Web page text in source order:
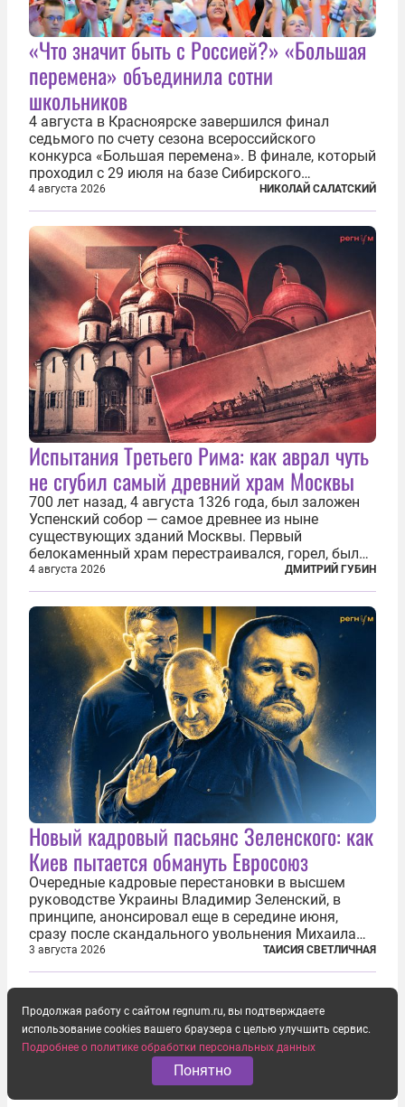
«Что значит быть с Россией?» «Большая
перемена» объединила сотни
школьников
4 августа в Красноярске завершился финал
седьмого по счету сезона всероссийского
конкурса «Большая перемена». В финале, который
проходил с 29 июля на базе Сибирского
федерального университета, собрались более 800
молодых участников — школьников 5–7-х классов
со всей России и старшеклассников из-за...
4 августа 2026 НИКОЛАЙ САЛАТСКИЙ
Испытания Третьего Рима: как аврал чуть
не сгубил самый древний храм Москвы
700 лет назад, 4 августа 1326 года, был заложен
Успенский собор — самое древнее из ныне
существующих зданий Москвы. Первый
белокаменный храм перестраивался, горел, был
«чумным кладбищем» и добычей воров,
использовался не по назначению, разрушался — в
том числе по нетипичным для Европейской
России...
4 августа 2026 ДМИТРИЙ ГУБИН
Новый кадровый пасьянс Зеленского: как
Киев пытается обмануть Евросоюз
Очередные кадровые перестановки в высшем
руководстве Украины Владимир Зеленский, в
принципе, анонсировал еще в середине июня,
сразу после скандального увольнения Михаила
Фёдорова с поста министра обороны. Это
решение повлекло за собой крупную перетасовку
в армии, довольно долго оставалась...
3 августа 2026 ТАИСИЯ СВЕТЛИЧНАЯ
Продолжая работу с сайтом regnum.ru, вы подтверждаете
использование cookies вашего браузера с целью улучшить сервис.
Подробнее о политике обработки персональных данных
Понятно